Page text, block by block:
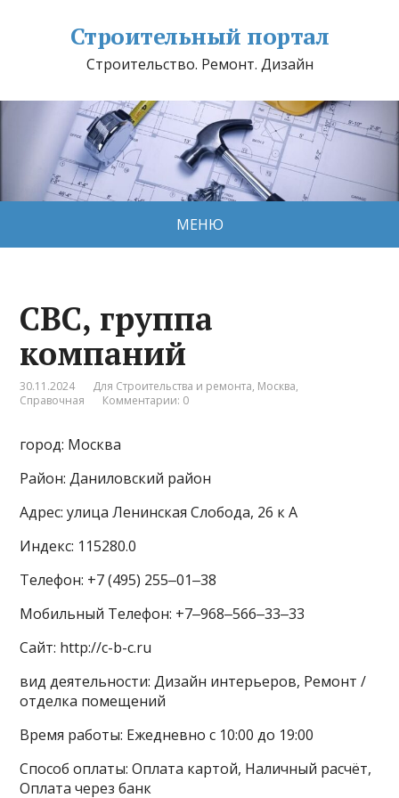
Строительный портал
Строительство. Ремонт. Дизайн
МЕНЮ
CBC, группа
компаний
30.11.2024 Для Строительства и ремонта, Москва,
Справочная
Комментарии: 0
город: Москва
Район: Даниловский район
Адрес: улица Ленинская Слобода, 26 к A
Индекс: 115280.0
Телефон: +7 (495) 255‒01‒38
Мобильный Телефон: +7‒968‒566‒33‒33
Сайт: http://c-b-c.ru
вид деятельности: Дизайн интерьеров, Ремонт /
отделка помещений
Время работы: Ежедневно с 10:00 до 19:00
Способ оплаты: Оплата картой, Наличный расчёт,
Оплата через банк